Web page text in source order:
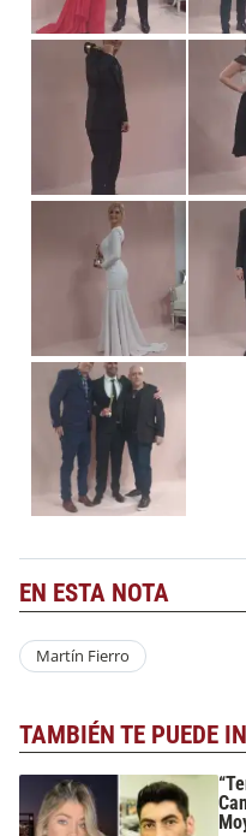
EN ESTA NOTA
Martín Fierro
TAMBIÉN TE PUEDE